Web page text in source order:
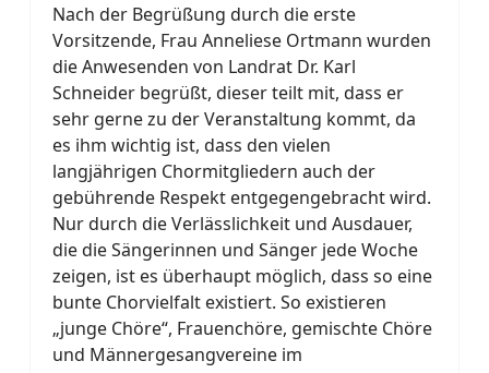
Nach der Begrüßung durch die erste
Vorsitzende, Frau Anneliese Ortmann wurden
die Anwesenden von Landrat Dr. Karl
Schneider begrüßt, dieser teilt mit, dass er
sehr gerne zu der Veranstaltung kommt, da
es ihm wichtig ist, dass den vielen
langjährigen Chormitgliedern auch der
gebührende Respekt entgegengebracht wird.
Nur durch die Verlässlichkeit und Ausdauer,
die die Sängerinnen und Sänger jede Woche
zeigen, ist es überhaupt möglich, dass so eine
bunte Chorvielfalt existiert. So existieren
„junge Chöre“, Frauenchöre, gemischte Chöre
und Männergesangvereine im